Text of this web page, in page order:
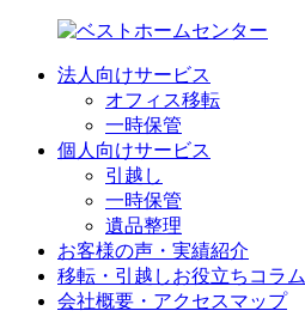
法人向けサービス
オフィス移転
一時保管
個人向けサービス
引越し
一時保管
遺品整理
お客様の声・実績紹介
移転・引越しお役立ちコラム
会社概要・アクセスマップ